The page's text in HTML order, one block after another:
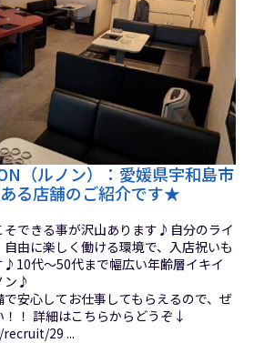
（ルノン）：愛媛県宇和島市
る店舗のご紹介です★
そできる事が沢山あります♪自分のライ
由に楽しく働ける環境で、入店祝いも
♪10代～50代まで幅広い年齢層イキイ
ン♪
安心してお仕事してもらえるので、ぜ
！ 詳細はこちらからどうぞ↓
29 ...